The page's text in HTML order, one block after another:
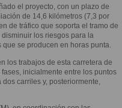
el proyecto, con un plazo de
de 14,6 kilómetros (7,3 por
de tráfico que soporta el tramo de
los riesgos para la
se producen en horas punta.
los trabajos de esta carretera de
inicialmente entre los puntos
carriles y, posteriormente,